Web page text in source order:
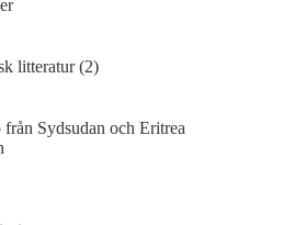
litteratur (2)
Sydsudan och Eritrea